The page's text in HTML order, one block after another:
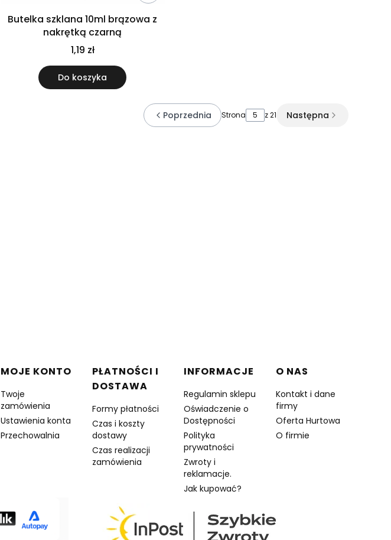
Butelka szklana 10ml brązowa z
nakrętką czarną
1,19 zł
Do koszyka
Poprzednia Strona z 21 Następna
MOJE KONTO
Twoje
zamówienia
Ustawienia konta
Przechowalnia
PŁATNOŚCI I
DOSTAWA
Formy płatności
Czas i koszty
dostawy
Czas realizacji
zamówienia
INFORMACJE
Regulamin sklepu
Oświadczenie o
Dostępności
Polityka
prywatności
Zwroty i
reklamacje.
Jak kupować?
O NAS
Kontakt i dane
firmy
Oferta Hurtowa
O firmie